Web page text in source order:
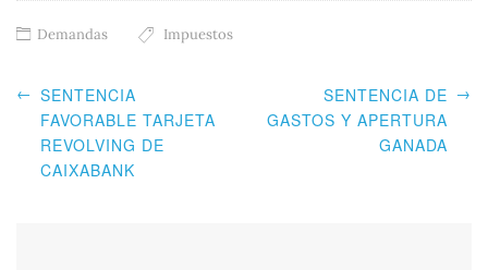
Demandas Impuestos
← SENTENCIA
FAVORABLE TARJETA
REVOLVING DE
CAIXABANK
SENTENCIA DE
GASTOS Y APERTURA
GANADA
→